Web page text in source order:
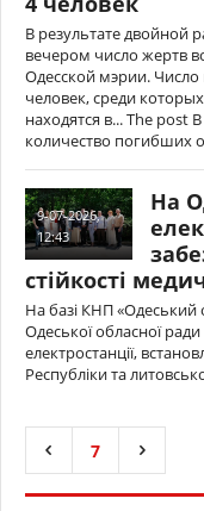
В результате двойной
вечером число жертв
Одесской мэрии.
человек, среди
находятся в... The post
количество погибших
9-07-2026,
12:43
На
стійкості
На базі КНП «Одеський
Одеської обласної
електростанції,
Республіки та
7